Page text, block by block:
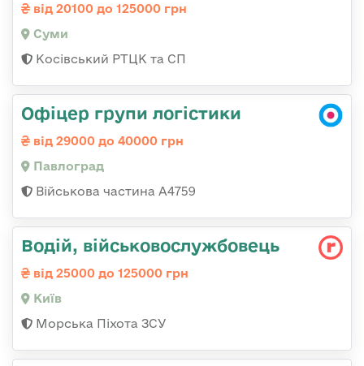
від 20100 до 125000 грн
Суми
Косівський РТЦК та СП
Офіцер групи логістики
від 29000 до 40000 грн
Павлоград
Військова частина А4759
Водій, військовослужбовець
від 25000 до 125000 грн
Київ
Морська Піхота ЗСУ